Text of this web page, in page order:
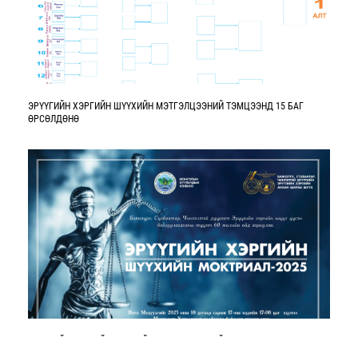
ЭРҮҮГИЙН ХЭРГИЙН ШҮҮХИЙН МЭТГЭЛЦЭЭНИЙ ТЭМЦЭЭНД 15 БАГ
ӨРСӨЛДӨНӨ